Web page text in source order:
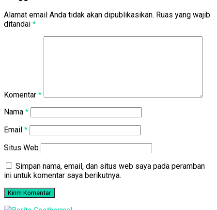
Alamat email Anda tidak akan dipublikasikan. Ruas yang wajib
ditandai *
Komentar *
Nama *
Email *
Situs Web
Simpan nama, email, dan situs web saya pada peramban
ini untuk komentar saya berikutnya.